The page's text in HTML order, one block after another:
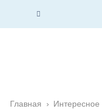
Главная › Интересное